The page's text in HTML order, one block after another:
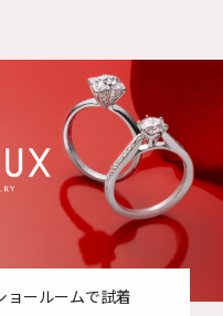
る全素材で同価格、ダイ
生ものであるジュエリー
ります。
ョールームで試着